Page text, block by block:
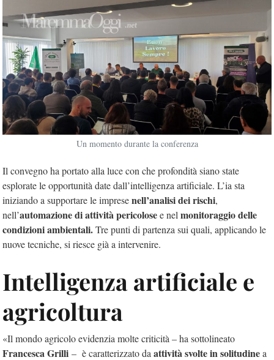
Un momento durante la conferenza
Il convegno ha portato alla luce con che profondità siano state
esplorate le opportunità date dall’intelligenza artificiale. L’ia sta
iniziando a supportare le impresenell’analisi dei rischi,
nell’automazione di attività pericolosee nelmonitoraggio delle
condizioni ambientali.Tre punti di partenza sui quali, applicando le
nuove tecniche, si riesce già a intervenire.
Intelligenza artificiale e
agricoltura
«Il mondo agricolo evidenzia molte criticità – ha sottolineato
Francesca Grilli – è caratterizzato daattività svolte in solitudinea